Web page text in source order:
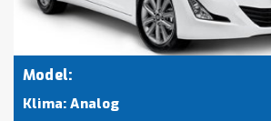
Model:
Klima: Analog